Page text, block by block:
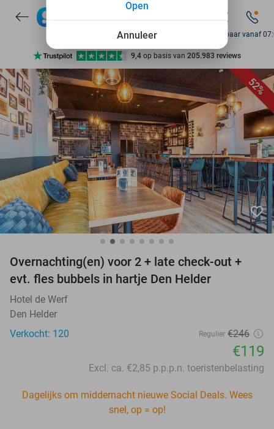
7 dagen per week beschikbaar
10+ miljoen leden
9,4 op basis van 205.983 reviews
Ontdek 15.000+ deals
7 dagen per week beschikbaar
10+ miljoen leden
Bereikbaar vanaf
52%
favorite_border
Overnachting(en) voor 2 + late check-out +
evt. fles bubbels in hartje Den Helder
Hotel de Werf
Den Helder
Verkocht: 120
Regulier €246
€119
Excl. ca. €2,85 p.p.p.n. toeristenbelasting
Dagelijks om middernacht nieuwe Social Deals. Wees
snel, op = op!
Annuleer
Open